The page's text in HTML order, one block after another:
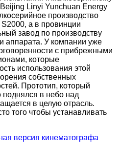
Linyi Yunchuan Energy
производство
а в провинции
завод по производству
аппарата. У компании уже
с прибрежными
которые
использования этой
собственных
Прототип, который
поднялся в небо над
в целую отрасль.
того чтобы устанавливать
версия кинематографа